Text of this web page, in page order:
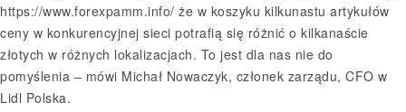
https://www.forexpamm.info/ że w koszyku kilkunastu artykułów
ceny w konkurencyjnej sieci potrafią się różnić o kilkanaście
złotych w różnych lokalizacjach. To jest dla nas nie do
pomyślenia – mówi Michał Nowaczyk, członek zarządu, CFO w
Lidl Polska.